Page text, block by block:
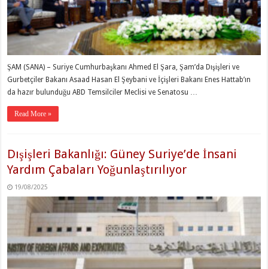
ŞAM (SANA) – Suriye Cumhurbaşkanı Ahmed El Şara, Şam’da Dışişleri ve
Gurbetçiler Bakanı Asaad Hasan El Şeybani ve İçişleri Bakanı Enes Hattab’ın
da hazır bulunduğu ABD Temsilciler Meclisi ve Senatosu …
Read More »
Dışişleri Bakanlığı: Güney Suriye’de İnsani
Yardım Çabaları Yoğunlaştırılıyor
19/08/2025